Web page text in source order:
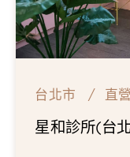
台北市 直營
星和診所(台